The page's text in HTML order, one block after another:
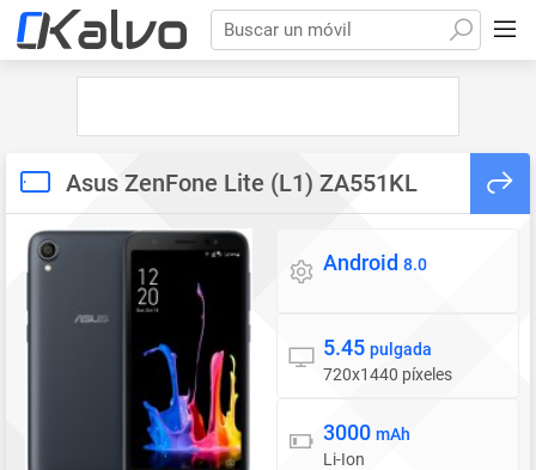
Buscar un móvil
Asus ZenFone Lite (L1) ZA551KL
Sistema operativo
Android 8.0
Pantalla
5.45 pulgada
720x1440 píxeles
Batería
3000 mAh
Li-Ion